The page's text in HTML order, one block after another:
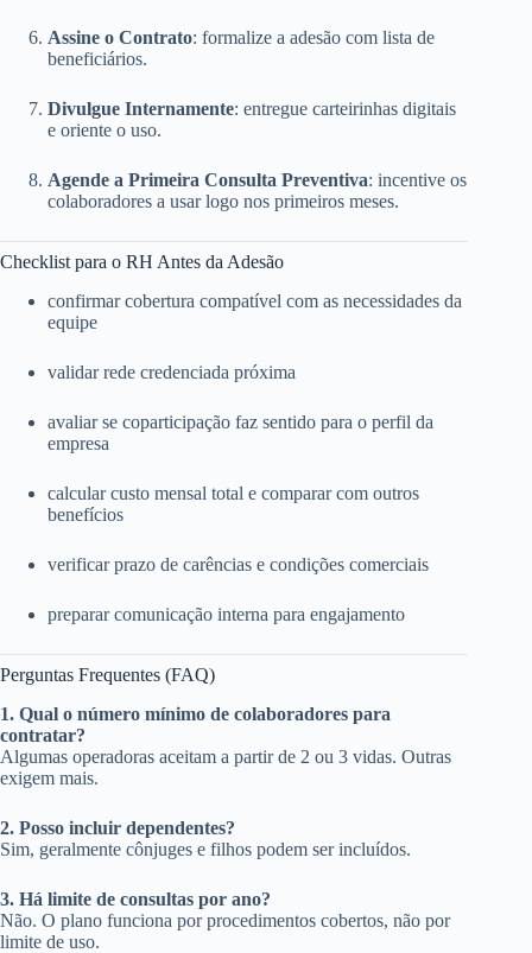
Assine o Contrato: formalize a adesão com lista de
beneficiários.
Divulgue Internamente: entregue carteirinhas digitais
e oriente o uso.
Agende a Primeira Consulta Preventiva: incentive os
colaboradores a usar logo nos primeiros meses.
Checklist para o RH Antes da Adesão
confirmar cobertura compatível com as necessidades da
equipe
validar rede credenciada próxima
avaliar se coparticipação faz sentido para o perfil da
empresa
calcular custo mensal total e comparar com outros
benefícios
verificar prazo de carências e condições comerciais
preparar comunicação interna para engajamento
Perguntas Frequentes (FAQ)
1. Qual o número mínimo de colaboradores para
contratar?
Algumas operadoras aceitam a partir de 2 ou 3 vidas. Outras
exigem mais.
2. Posso incluir dependentes?
Sim, geralmente cônjuges e filhos podem ser incluídos.
3. Há limite de consultas por ano?
Não. O plano funciona por procedimentos cobertos, não por
limite de uso.